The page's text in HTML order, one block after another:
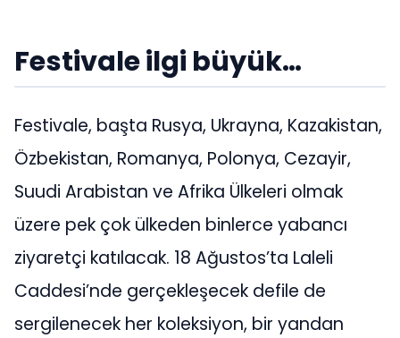
Festivale ilgi büyük…
Festivale, başta Rusya, Ukrayna, Kazakistan,
Özbekistan, Romanya, Polonya, Cezayir,
Suudi Arabistan ve Afrika Ülkeleri olmak
üzere pek çok ülkeden binlerce yabancı
ziyaretçi katılacak. 18 Ağustos’ta Laleli
Caddesi’nde gerçekleşecek defile de
sergilenecek her koleksiyon, bir yandan